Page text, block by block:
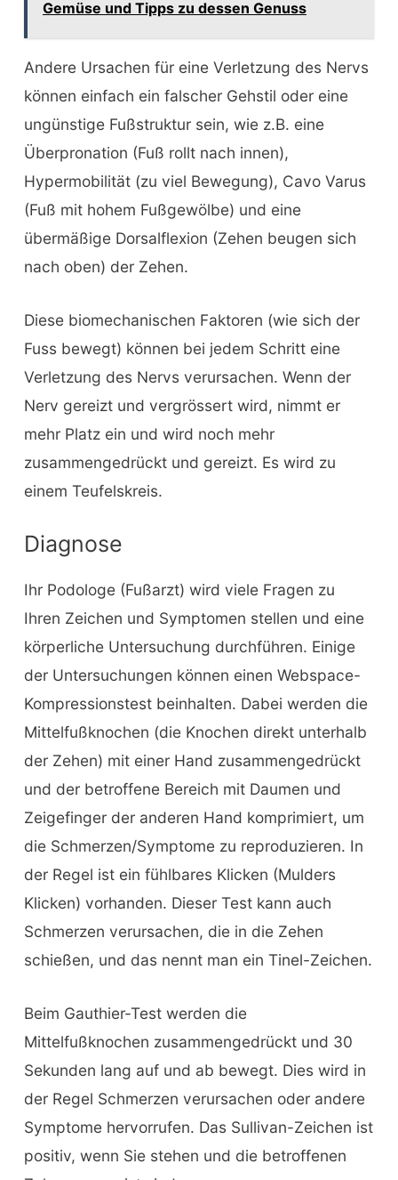
Gemüse und Tipps zu dessen Genuss
Andere Ursachen für eine Verletzung des Nervs
können einfach ein falscher Gehstil oder eine
ungünstige Fußstruktur sein, wie z.B. eine
Überpronation (Fuß rollt nach innen),
Hypermobilität (zu viel Bewegung), Cavo Varus
(Fuß mit hohem Fußgewölbe) und eine
übermäßige Dorsalflexion (Zehen beugen sich
nach oben) der Zehen.
Diese biomechanischen Faktoren (wie sich der
Fuss bewegt) können bei jedem Schritt eine
Verletzung des Nervs verursachen. Wenn der
Nerv gereizt und vergrössert wird, nimmt er
mehr Platz ein und wird noch mehr
zusammengedrückt und gereizt. Es wird zu
einem Teufelskreis.
Diagnose
Ihr Podologe (Fußarzt) wird viele Fragen zu
Ihren Zeichen und Symptomen stellen und eine
körperliche Untersuchung durchführen. Einige
der Untersuchungen können einen Webspace-
Kompressionstest beinhalten. Dabei werden die
Mittelfußknochen (die Knochen direkt unterhalb
der Zehen) mit einer Hand zusammengedrückt
und der betroffene Bereich mit Daumen und
Zeigefinger der anderen Hand komprimiert, um
die Schmerzen/Symptome zu reproduzieren. In
der Regel ist ein fühlbares Klicken (Mulders
Klicken) vorhanden. Dieser Test kann auch
Schmerzen verursachen, die in die Zehen
schießen, und das nennt man ein Tinel-Zeichen.
Beim Gauthier-Test werden die
Mittelfußknochen zusammengedrückt und 30
Sekunden lang auf und ab bewegt. Dies wird in
der Regel Schmerzen verursachen oder andere
Symptome hervorrufen. Das Sullivan-Zeichen ist
positiv, wenn Sie stehen und die betroffenen